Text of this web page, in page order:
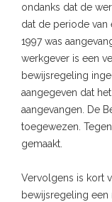
ondanks dat de
dat de periode van
1997 was
werkgever is een
bewijsregeling
aangegeven dat
aangevangen. De
toegewezen.
gemaakt.
Vervolgens is kort
bewijsregeling een